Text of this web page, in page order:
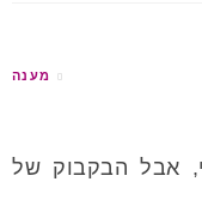
מענה
אבל הבקבוק של